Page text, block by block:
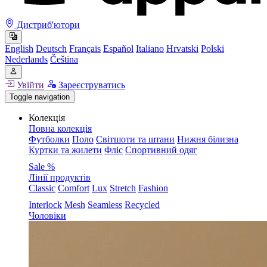
Дистриб'ютори
English Deutsch Français Español Italiano Hrvatski Polski
Nederlands Čeština
Увійти Зареєструватись
Toggle navigation
Колекція
Повна колекція
Футболки Поло Світшоти та штани Нижня білизна
Куртки та жилети Фліс Спортивний одяг
Sale %
Лінії продуктів
Classic Comfort Lux Stretch Fashion
Interlock Mesh Seamless Recycled
Чоловіки